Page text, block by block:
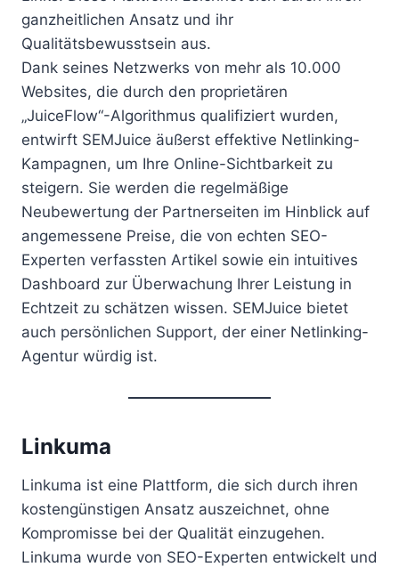
ganzheitlichen Ansatz und ihr
Qualitätsbewusstsein aus.
Dank seines Netzwerks von mehr als 10.000
Websites, die durch den proprietären
„JuiceFlow“-Algorithmus qualifiziert wurden,
entwirft SEMJuice äußerst effektive Netlinking-
Kampagnen, um Ihre Online-Sichtbarkeit zu
steigern. Sie werden die regelmäßige
Neubewertung der Partnerseiten im Hinblick auf
angemessene Preise, die von echten SEO-
Experten verfassten Artikel sowie ein intuitives
Dashboard zur Überwachung Ihrer Leistung in
Echtzeit zu schätzen wissen. SEMJuice bietet
auch persönlichen Support, der einer Netlinking-
Agentur würdig ist.
Linkuma
Linkuma ist eine Plattform, die sich durch ihren
kostengünstigen Ansatz auszeichnet, ohne
Kompromisse bei der Qualität einzugehen.
Linkuma wurde von SEO-Experten entwickelt und